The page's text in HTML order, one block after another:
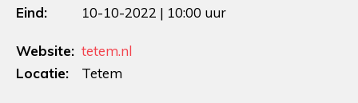
Eind:
10-10-2022 | 10:00 uur
Website: tetem.nl
Locatie:
Tetem